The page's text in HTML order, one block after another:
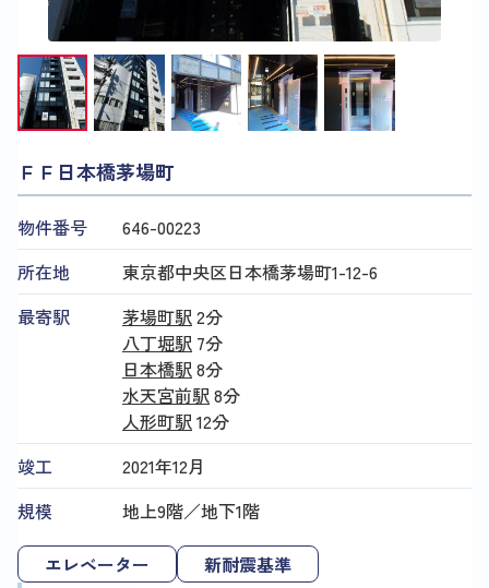
ＦＦ日本橋茅場町
物件番号
646​-​00223
所在地
東京都中央区日本橋茅場町1-12-6
最寄駅
茅場町駅2分
八丁堀駅 7分
日本橋駅8分
水天宮前駅8分
人形町駅12分
竣工
2021年12月
規模
地上9階／地下1階
エレベーター
新耐震基準